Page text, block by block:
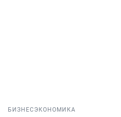
БИЗНЕС ЭКОНОМИКА